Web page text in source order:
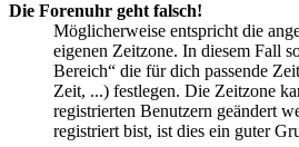
Die Forenuhr geht falsch!
Möglicherweise entspricht die
eigenen Zeitzone. In diesem Fall
Bereich“ die für dich passende
Zeit, ...) festlegen. Die Zeitzone
registrierten Benutzern geändert
registriert bist, ist dies ein guter